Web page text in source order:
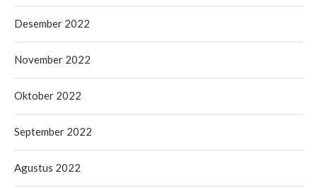
Desember 2022
November 2022
Oktober 2022
September 2022
Agustus 2022